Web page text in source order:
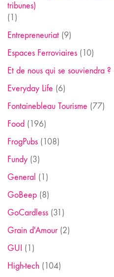
tribunes)
(1)
Entrepreneuriat (9)
Espaces Ferroviaires (10)
Et de nous qui se souviendra ?
Everyday Life (6)
Fontainebleau Tourisme (77)
Food (196)
FrogPubs (108)
Fundy (3)
General (1)
GoBeep (8)
GoCardless (31)
Grain d'Amour(2)
GUI (1)
High-tech (104)